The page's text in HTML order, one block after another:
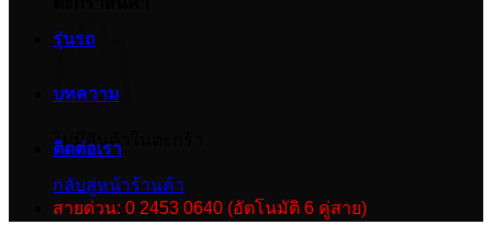
ไม่มีสินค้าในตะกร้า
กลับสู่หน้าร้านค้า
รุ่นรถ
บทความ
ติดต่อเรา
สายด่วน: 0 2453 0640 (อัตโนมัติ 6 คู่สาย)